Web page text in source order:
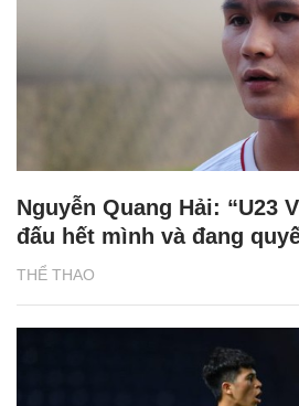
THỂ THAO
Nguyễn Quang Hải: “U23
đấu hết mình và đang